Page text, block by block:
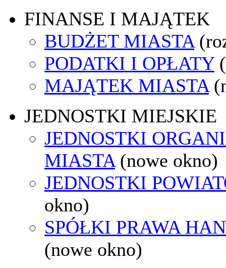
FINANSE I MAJĄTEK
BUDŻET MIASTA
PODATKI I OPŁATY
MAJĄTEK MIASTA
JEDNOSTKI MIEJSKIE
JEDNOSTKI
MIASTA (nowe okno)
JEDNOSTKI
okno)
SPÓŁKI PRAWA
(nowe okno)